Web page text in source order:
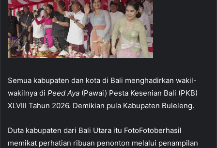
Semua kabupaten dan kota di Bali menghadirkan wakil-
wakilnya di Peed Aya (Pawai) Pesta Kesenian Bali (PKB)
XLVIII Tahun 2026. Demikian pula Kabupaten Buleleng.
Duta kabupaten dari Bali Utara itu FotoFotoberhasil
memikat perhatian ribuan penonton melalui penampilan